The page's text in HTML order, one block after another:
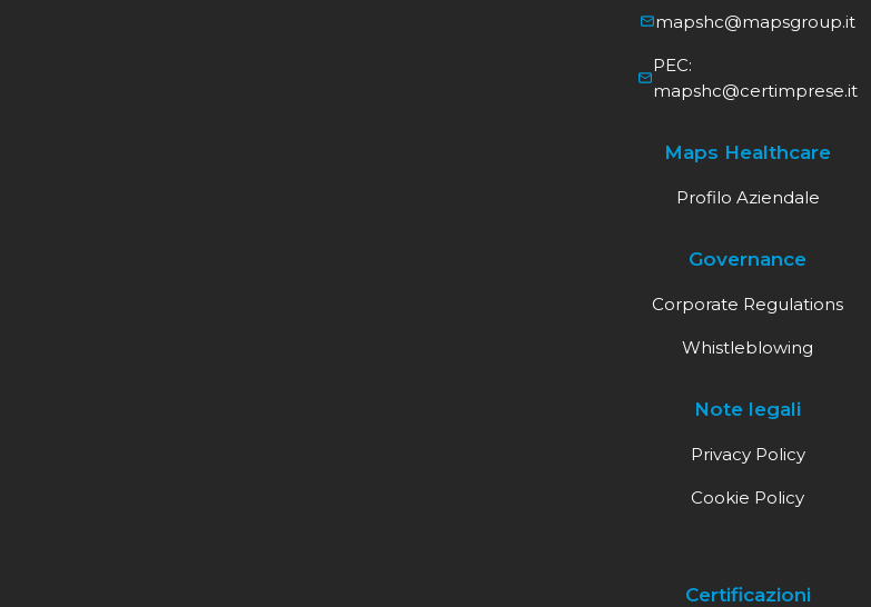
mapshc@mapsgroup.it
PEC:
mapshc@certimprese.it
Maps Healthcare
Profilo Aziendale
Governance
Corporate Regulations
Whistleblowing
Note legali
Privacy Policy
Cookie Policy
Certificazioni